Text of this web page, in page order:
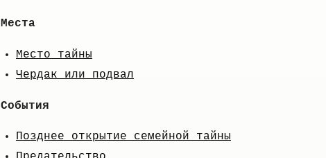
Места
Место тайны
Чердак или подвал
События
Позднее открытие семейной тайны